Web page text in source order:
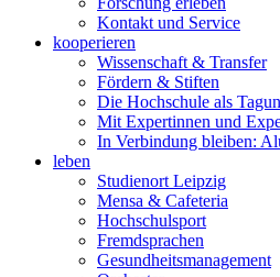
Kontakt und Service
kooperieren
Wissenschaft & Transfer
Fördern & Stiften
Die Hochschule als
Mit Expertinnen und
In Verbindung bleiben:
leben
Studienort Leipzig
Mensa & Cafeteria
Hochschulsport
Fremdsprachen
Gesundheitsmanagement